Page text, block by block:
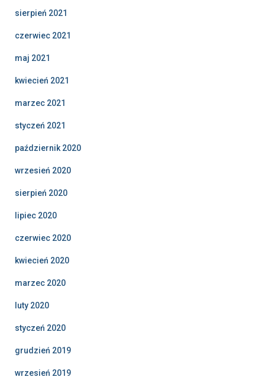
sierpień 2021
czerwiec 2021
maj 2021
kwiecień 2021
marzec 2021
styczeń 2021
październik 2020
wrzesień 2020
sierpień 2020
lipiec 2020
czerwiec 2020
kwiecień 2020
marzec 2020
luty 2020
styczeń 2020
grudzień 2019
wrzesień 2019